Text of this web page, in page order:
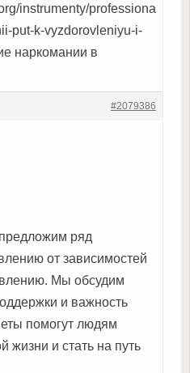
instrumenty/professiona
put-k-vyzdorovleniyu-i-
наркомании в
#2079386
ряд
от зависимостей
Мы обсудим
и важность
помогут людям
жизни и стать на путь